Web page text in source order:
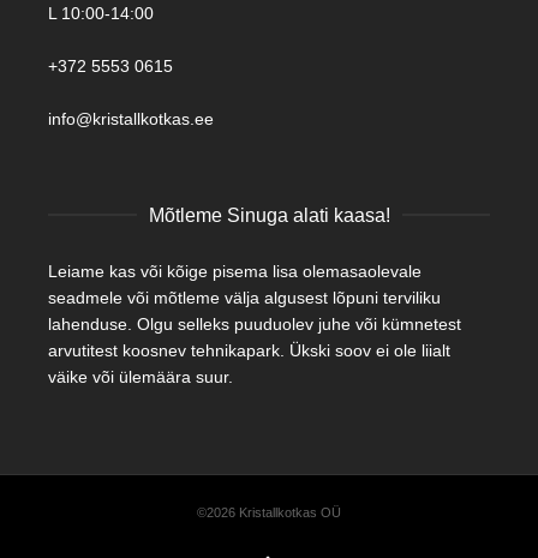
L 10:00-14:00
+372 5553 0615
info@kristallkotkas.ee
Mõtleme Sinuga alati kaasa!
Leiame kas või kõige pisema lisa olemasaolevale
seadmele või mõtleme välja algusest lõpuni terviliku
lahenduse. Olgu selleks puuduolev juhe või kümnetest
arvutitest koosnev tehnikapark. Ükski soov ei ole liialt
väike või ülemäära suur.
©2026 Kristallkotkas OÜ